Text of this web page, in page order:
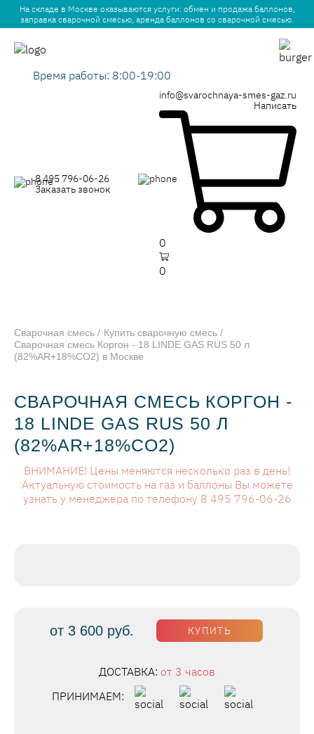
На складе в Москве оказываются услуги: обмен и продажа баллонов,
заправка сварочной смесью, аренда баллонов со сварочной смесью.
Время работы: 8:00-19:00
8 495 796-06-26
Заказать звонок
info@svarochnaya-smes-gaz.ru
Написать
0
0
Сварочная смесь
Купить сварочную смесь
Сварочная смесь Коргон - 18 LINDE GAS RUS 50 л
(82%AR+18%CO2) в Москве
СВАРОЧНАЯ СМЕСЬ КОРГОН -
18 LINDE GAS RUS 50 Л
(82%AR+18%CO2)
ВНИМАНИЕ! Цены меняются несколько раз в день!
Актуальную стоимость на газ и баллоны Вы можете
узнать у менеджера по телефону 8 495 796-06-26
от 3 600 руб. КУПИТЬ
ДОСТАВКА: от 3 часов
ПРИНИМАЕМ: